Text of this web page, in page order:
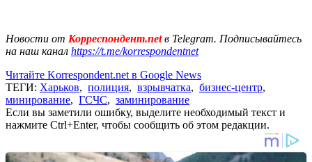
Новости от Корреспондент.netв Telegram. Подписывайтесь
на наш канал https://t.me/korrespondentnet
Читайте Korrespondent.net в Google News
ТЕГИ: Харьков, полиция, взрывчатка, бизнес-центр,
минирование, ГСЧС, заминирование
Если вы заметили ошибку, выделите необходимый текст и
нажмите Ctrl+Enter, чтобы сообщить об этом редакции.